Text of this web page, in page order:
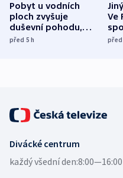
Pobyt u vodních
ploch zvyšuje
duševní pohodu,
ukázala
před 5h
Ve
Divácké centrum
každý všední den: